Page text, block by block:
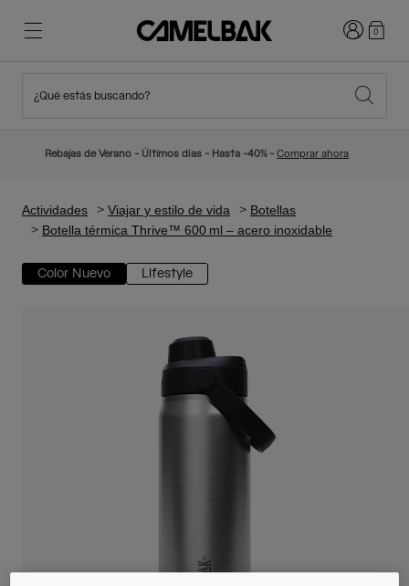
Novedades
Mochilas Hidratación
Bolsas Hidratación
Senderismo
Viajar y estilo de vida
Adiós a los desechables
Iniciar0
¿Qué estás buscando?
Rebajas de Verano - Últimos días - Hasta -40% -Comprar ahora
Actividades Viajar y estilo de vida
Botellas
Botella térmica Thrive™ 600 ml – acero inoxidable
Color Nuevo Lifestyle